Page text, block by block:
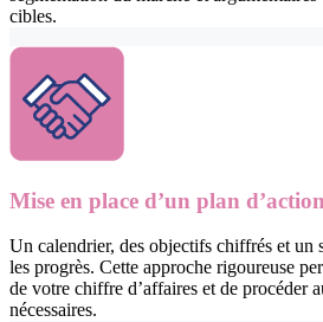
cibles.
Mise en place d’un plan
Un calendrier, des objectifs chiffrés et un
les progrès. Cette approche rigoureuse
de votre chiffre d’affaires et de procéder
nécessaires.